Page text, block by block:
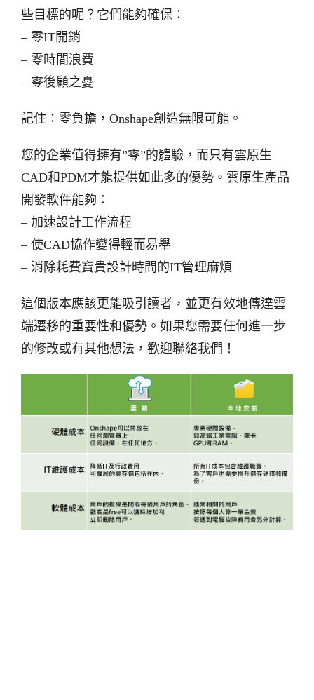
些目標的呢？它們能夠確保：
– 零IT開銷
– 零時間浪費
– 零後顧之憂
記住：零負擔，Onshape創造無限可能。
您的企業值得擁有”零”的體驗，而只有雲原生
CAD和PDM才能提供如此多的優勢。雲原生產品
開發軟件能夠：
– 加速設計工作流程
– 使CAD協作變得輕而易舉
– 消除耗費寶貴設計時間的IT管理麻煩
這個版本應該更能吸引讀者，並更有效地傳達雲
端遷移的重要性和優勢。如果您需要任何進一步
的修改或有其他想法，歡迎聯絡我們！